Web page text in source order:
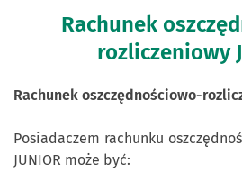
Rachunek
rozliczeniowy
Rachunek oszczędnościowo-
Posiadaczem rachunku
JUNIOR może być: